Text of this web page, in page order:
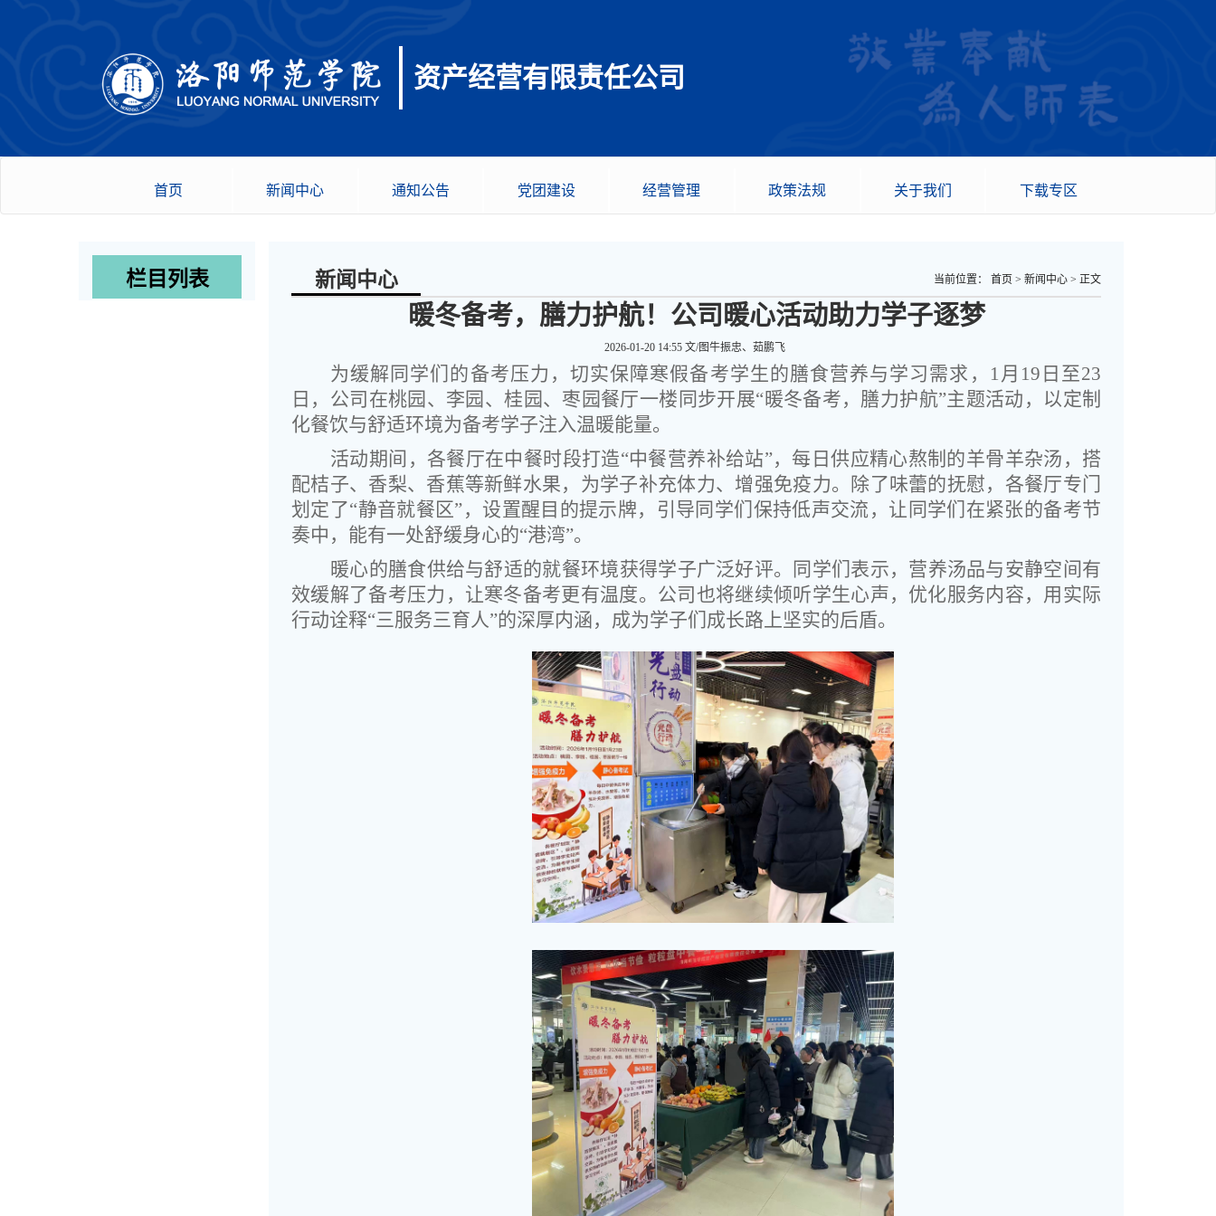
资产经营有限责任公司
首页 新闻中心 通知公告 党团建设 经营管理 政策法规 关于我们 下载专区
栏目列表 新闻中心 当前位置： 首页 > 新闻中心 > 正文
暖冬备考，膳力护航！公司暖心活动助力学子逐梦
2026-01-20 14:55 文/图牛振忠、茹鹏飞
为缓解同学们的备考压力，切实保障寒假备考学生的膳食营养与学习需求，1月19日至23
日，公司在桃园、李园、桂园、枣园餐厅一楼同步开展“暖冬备考，膳力护航”主题活动，以定制
化餐饮与舒适环境为备考学子注入温暖能量。
活动期间，各餐厅在中餐时段打造“中餐营养补给站”，每日供应精心熬制的羊骨羊杂汤，搭
配桔子、香梨、香蕉等新鲜水果，为学子补充体力、增强免疫力。除了味蕾的抚慰，各餐厅专门
划定了“静音就餐区”，设置醒目的提示牌，引导同学们保持低声交流，让同学们在紧张的备考节
奏中，能有一处舒缓身心的“港湾”。
暖心的膳食供给与舒适的就餐环境获得学子广泛好评。同学们表示，营养汤品与安静空间有
效缓解了备考压力，让寒冬备考更有温度。公司也将继续倾听学生心声，优化服务内容，用实际
行动诠释“三服务三育人”的深厚内涵，成为学子们成长路上坚实的后盾。